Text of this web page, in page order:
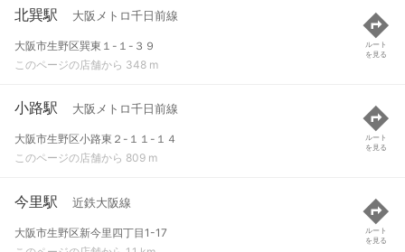
北巽駅 大阪メトロ千日前線
大阪市生野区巽東１-１-３９
このページの店舗から 348 m
ルート
を見る
小路駅 大阪メトロ千日前線
大阪市生野区小路東２-１１-１４
このページの店舗から 809 m
ルート
を見る
今里駅 近鉄大阪線
大阪市生野区新今里四丁目1-17
ルート
を見る